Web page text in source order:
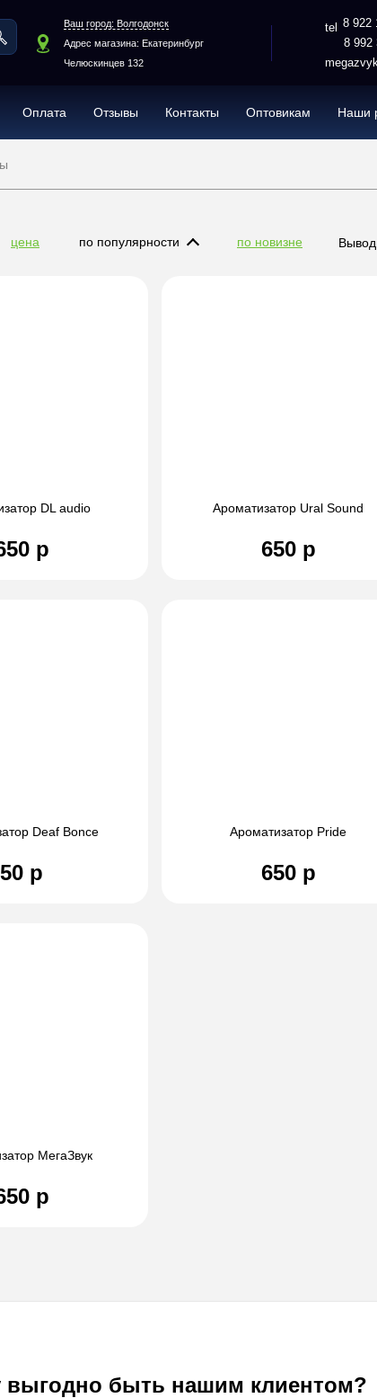
Ваш город: Волгодонск
Адрес магазина: Екатеринбург
Челюскинцев 132
8 922
8 992
Оплата Отзывы Контакты Оптовикам Наши
цена по популярности по новизне
DL audio
р
Ароматизатор Ural Sound
650 р
Deaf Bonce
50 р
Ароматизатор Pride
650 р
МегаЗвук
р
выгодно быть нашим клиентом?